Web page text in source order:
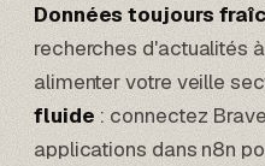
Données toujours
recherches d'actualités
alimenter votre veille
fluide:connectez
applications dans n8n